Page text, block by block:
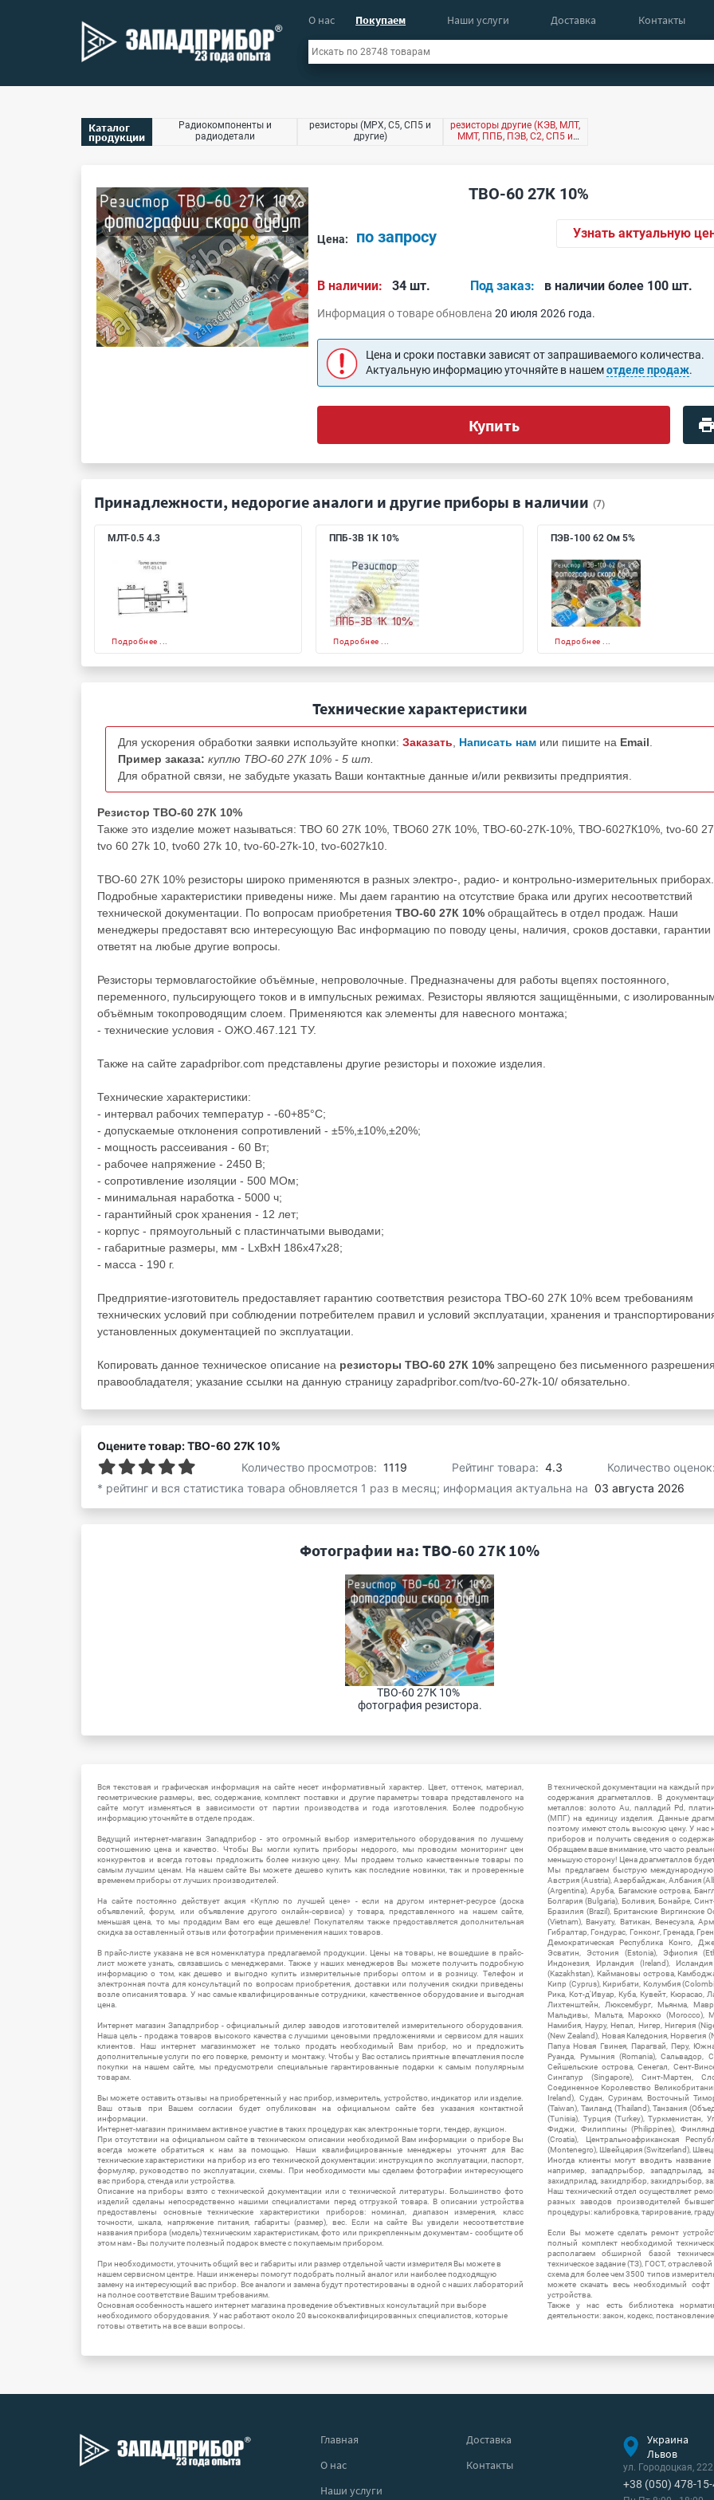
О нас Покупаем Наши услуги Доставка Контакты
Каталог
продукции
Радиокомпоненты и
радиодетали
резисторы (МРХ, С5, СП5 и
другие)
резисторы другие (КЭВ, МЛТ,
ММТ, ППБ, ПЭВ, С2, СП5 и
ТВО-60 27К 10%
Цена: по запросу Узнать актуальную
В наличии: 34 шт. Под заказ: в наличии более 100 шт.
Информация о товаре обновлена20 июля 2026 года.
Цена и сроки поставки зависят от запрашиваемого количества.
Актуальную информацию уточняйте в нашемотделе продаж.
Купить
Принадлежности, недорогие аналоги и другие приборы в наличии (7)
МЛТ-0.5 4.3
Подробнее ...
ППБ-3В 1К 10%
Подробнее ...
ПЭВ-100 62 Ом 5%
Подробнее ...
Технические характеристики
Для ускорения обработки заявки используйте кнопки: Заказать Написать нам или пишите на Email
Пример заказа: куплю ТВО-60 27К 10% - 5 шт.
Для обратной связи, не забудьте указать Ваши контактные данные и/или реквизиты предприятия.
Резистор ТВО-60 27К 10%
Также это изделие может называться: ТВО 60 27К 10%, ТВО60 27К 10%, ТВО-60-27К-10%, ТВО-6027К10%, tvo-60
tvo 60 27k 10, tvo60 27k 10, tvo-60-27k-10, tvo-6027k10.
ТВО-60 27К 10% резисторы широко применяются в разных электро-, радио- и контрольно-измерительных приборах.
Подробные характеристики приведены ниже. Мы даем гарантию на отсутствие брака или других несоответствий
технической документации. По вопросам приобретения ТВО-60 27К 10% обращайтесь в отдел продаж. Наши
менеджеры предоставят всю интересующую Вас информацию по поводу цены, наличия, сроков доставки, гарантии
ответят на любые другие вопросы.
Резисторы термовлагостойкие объёмные, непроволочные. Предназначены для работы вцепях постоянного,
переменного, пульсирующего токов и в импульсных режимах. Резисторы являются защищёнными, с
объёмным токопроводящим слоем. Применяются как элементы для навесного монтажа;
- технические условия - ОЖО.467.121 ТУ.
Также на сайте zapadpribor.com представлены другие резисторы и похожие изделия.
Технические характеристики:
- интервал рабочих температур - -60+85°C;
- допускаемые отклонения сопротивлений - ±5%,±10%,±20%;
- мощность рассеивания - 60 Вт;
- рабочее напряжение - 2450 В;
- сопротивление изоляции - 500 МОм;
- минимальная наработка - 5000 ч;
- гарантийный срок хранения - 12 лет;
- корпус - прямоугольный с пластинчатыми выводами;
- габаритные размеры, мм - LxBxH 186x47x28;
- масса - 190 г.
Предприятие-изготовитель предоставляет гарантию соответствия резистора ТВО-60 27К 10% всем требованиям
технических условий при соблюдении потребителем правил и условий эксплуатации, хранения и
установленных документацией по эксплуатации.
Копировать данное техническое описание на резисторы ТВО-60 27К 10% запрещено без письменного разрешения
правообладателя; указание ссылки на данную страницу zapadpribor.com/tvo-60-27k-10/ обязательно.
Оцените товар: ТВО-60 27К 10%
Количество просмотров: 1119 Рейтинг товара: 4.3 Количество оценок:
* рейтинг и вся статистика товара обновляется 1 раз в месяц; информация актуальна на 03 августа 2026
Фотографии на: ТВО-60 27К 10%
ТВО-60 27К 10%
фотография резистора.
Вся текстовая и графическая информация на сайте несет информативный характер. Цвет, оттенок, материал,
геометрические размеры, вес, содержание, комплект поставки и другие параметры товара представленого на
сайте могут изменяться в зависимости от партии производства и года изготовления. Более подробную
информацию уточняйте в отделе продаж.
Ведущий интернет-магазин Западприбор - это огромный выбор измерительного оборудования по лучшему
соотношению цена и качество. Чтобы Вы могли купить приборы недорого, мы проводим мониторинг цен
конкурентов и всегда готовы предложить более низкую цену. Мы продаем только качественные товары по
самым лучшим ценам. На нашем сайте Вы можете дешево купить как последние новинки, так и проверенные
временем приборы от лучших производителей.
На сайте постоянно действует акция «Куплю по лучшей цене» - если на другом интернет-ресурсе (доска
объявлений, форум, или объявление другого онлайн-сервиса) у товара, представленного на нашем сайте,
меньшая цена, то мы продадим Вам его еще дешевле! Покупателям также предоставляется дополнительная
скидка за оставленный отзыв или фотографии применения наших товаров.
В прайс-листе указана не вся номенклатура предлагаемой продукции. Цены на товары, не вошедшие в прайс-
лист можете узнать, связавшись с менеджерами. Также у наших менеджеров Вы можете получить подробную
информацию о том, как дешево и выгодно купить измерительные приборы оптом и в розницу. Телефон и
электронная почта для консультаций по вопросам приобретения, доставки или получения скидки приведены
возле описания товара. У нас самые квалифицированные сотрудники, качественное оборудование и выгодная
цена.
Интернет магазин Западприбор - официальный дилер заводов изготовителей измерительного оборудования.
Наша цель - продажа товаров высокого качества с лучшими ценовыми предложениями и сервисом для наших
клиентов. Наш интернет магазинможет не только продать необходимый Вам прибор, но и предложить
дополнительные услуги по его поверке, ремонту и монтажу. Чтобы у Вас остались приятные впечатления после
покупки на нашем сайте, мы предусмотрели специальные гарантированные подарки к самым популярным
товарам.
Вы можете оставить отзывы на приобретенный у нас прибор, измеритель, устройство, индикатор или изделие.
Ваш отзыв при Вашем согласии будет опубликован на официальном сайте без указания контактной
информации.
Интернет-магазин принимаем активное участие в таких процедурах как электронные торги, тендер, аукцион.
При отсутствии на официальном сайте в техническом описании необходимой Вам информации о приборе Вы
всегда можете обратиться к нам за помощью. Наши квалифицированные менеджеры уточнят для Вас
технические характеристики на прибор из его технической документации: инструкция по эксплуатации, паспорт,
формуляр, руководство по эксплуатации, схемы. При необходимости мы сделаем фотографии интересующего
вас прибора, стенда или устройства.
Описание на приборы взято с технической документации или с технической литературы. Большинство фото
изделий сделаны непосредственно нашими специалистами перед отгрузкой товара. В описании устройства
предоставлены основные технические характеристики приборов: номинал, диапазон измерения, класс
точности, шкала, напряжение питания, габариты (размер), вес. Если на сайте Вы увидели несоответствие
названия прибора (модель) техническим характеристикам, фото или прикрепленным документам - сообщите об
этом нам - Вы получите полезный подарок вместе с покупаемым прибором.
При необходимости, уточнить общий вес и габариты или размер отдельной части измерителя Вы можете в
нашем сервисном центре. Наши инженеры помогут подобрать полный аналог или наиболее подходящую
замену на интересующий вас прибор. Все аналоги и замена будут протестированы в одной с наших лабораторий
на полное соответствие Вашим требованиям.
Основная особенность нашего интернет магазина проведение объективных консультаций при выборе
необходимого оборудования. У нас работают около 20 высококвалифицированных специалистов, которые
готовы ответить на все ваши вопросы.
В технической документации на каждый
содержания драгметаллов. В
металлов: золото Au, палладий Pd,
(МПГ) на единицу изделия. Данные
поэтому имеют столь высокую цену. У нас
приборов и получить сведения о
Обращаем ваше внимание, что часто
меньшую сторону! Цена драгметаллов
Мы предлагаем быструю международную
Австрия (Austria), Азербайджан, Албания
(Argentina), Аруба, Багамские острова,
Болгария (Bulgaria), Боливия, Бонайре,
Бразилия (Brazil), Британские Виргинские
(Vietnam), Вануату, Ватикан, Венесуэла,
Гибралтар, Гондурас, Гонконг, Гренада,
Демократическая Республика Конго,
Эсватин, Эстония (Estonia), Эфиопия
Индонезия, Ирландия (Ireland),
(Kazakhstan), Каймановы острова,
Кипр (Cyprus), Кирибати, Колумбия
Рика, Кот-д'Ивуар, Куба, Кувейт, Кюрасао,
Лихтенштейн, Люксембург, Мьянма,
Мальдивы, Мальта, Марокко (Morocco),
Намибия, Науру, Непал, Нигер, Нигерия
(New Zealand), Новая Каледония, Норвегия
Папуа Новая Гвинея, Парагвай, Перу,
Руанда, Румыния (Romania), Сальвадор,
Сейшельские острова, Сенегал, Сент-
Сингапур (Singapore), Синт-Мартен,
Соединенное Королевство
Ireland), Судан, Суринам, Восточный
(Taiwan), Таиланд (Thailand), Танзания
(Tunisia), Турция (Turkey), Туркменистан,
Фиджи, Филиппины (Philippines),
(Croatia), Центральноафриканская
(Montenegro), Швейцария (Switzerland),
Иногда клиенты могут вводить
например, западпрыбор, западпрылад,
захидприлад, захидпрібор, захидпрыбор,
Наш технический отдел осуществляет
разных заводов производителей
процедуры: калибровка, тарирование,
Если Вы можете сделать ремонт
полный комплект необходимой
располагаем обширной базой
техническое задание (ТЗ), ГОСТ,
схема для более чем 3500 типов
можете скачать весь необходимый
устройства.
Также у нас есть библиотека
деятельности: закон, кодекс,
Главная
Доставка
О нас
Контакты
Наши услуги
Украина
Львов
ул. Городоцкая, 222
+38 (050) 478-